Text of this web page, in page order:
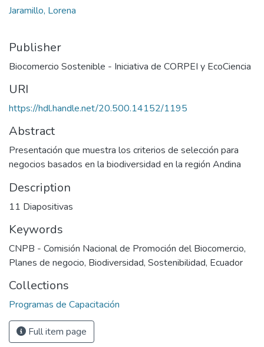
Jaramillo, Lorena
Publisher
Biocomercio Sostenible - Iniciativa de CORPEI y EcoCiencia
URI
https://hdl.handle.net/20.500.14152/1195
Abstract
Presentación que muestra los criterios de selección para
negocios basados en la biodiversidad en la región Andina
Description
11 Diapositivas
Keywords
CNPB - Comisión Nacional de Promoción del Biocomercio,
Planes de negocio, Biodiversidad, Sostenibilidad, Ecuador
Collections
Programas de Capacitación
Full item page